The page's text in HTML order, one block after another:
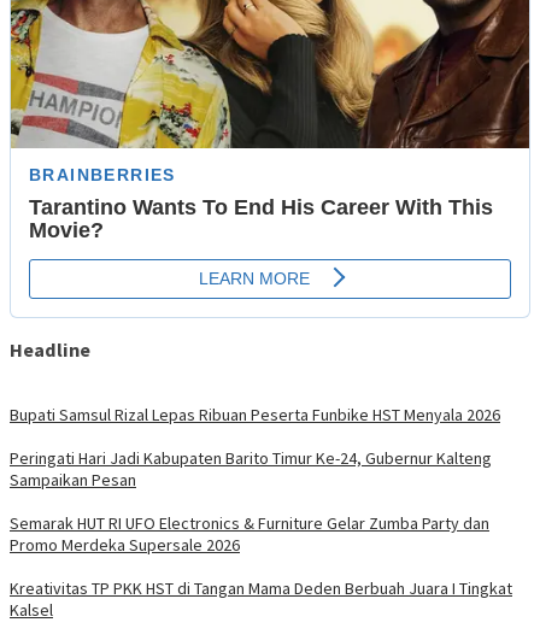
Headline
Bupati Samsul Rizal Lepas Ribuan Peserta Funbike HST Menyala 2026
Peringati Hari Jadi Kabupaten Barito Timur Ke-24, Gubernur Kalteng
Sampaikan Pesan
Semarak HUT RI UFO Electronics & Furniture Gelar Zumba Party dan
Promo Merdeka Supersale 2026
Kreativitas TP PKK HST di Tangan Mama Deden Berbuah Juara I Tingkat
Kalsel